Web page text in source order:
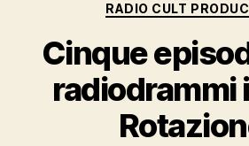
RADIO CULT
Cinque
radiodrammi